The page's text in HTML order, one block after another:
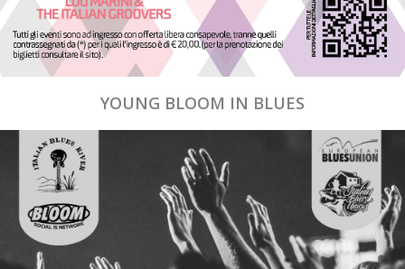
YOUNG BLOOM IN BLUES